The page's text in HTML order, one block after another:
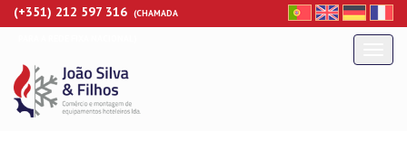
(+351) 212 597 316 (CHAMADA